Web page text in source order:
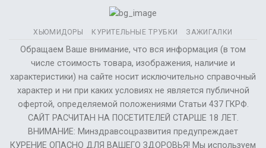
ХЬЮМИДОРЫ КУРИТЕЛЬНЫЕ ТРУБКИ ЗАЖИГАЛКИ
Обращаем Ваше внимание, что вся информация (в том
числе стоимость товара, изображения, наличие и
характеристики) на сайте носит исключительно справочный
характер и ни при каких условиях не является публичной
офертой, определяемой положениями Статьи 437 ГКРФ.
САЙТ РАСЧИТАН НА ПОСЕТИТЕЛЕЙ СТАРШЕ 18 ЛЕТ.
ВНИМАНИЕ: Минздравсоцразвития предупреждает
КУРЕНИЕ ОПАСНО ДЛЯ ВАШЕГО ЗДОРОВЬЯ! Мы используем